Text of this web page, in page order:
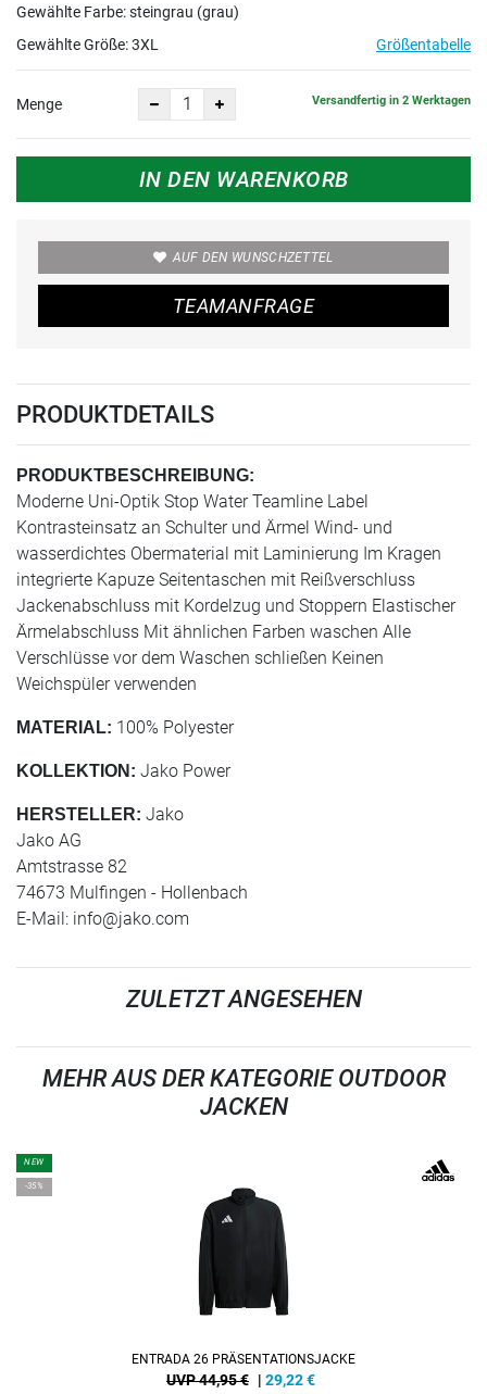
Gewählte Farbe: steingrau (grau)
Gewählte Größe:3XL Größentabelle
Menge Versandfertig in 2 Werktagen
IN DEN WARENKORB
AUF DEN WUNSCHZETTEL
TEAMANFRAGE
PRODUKTDETAILS
PRODUKTBESCHREIBUNG:
Moderne Uni-Optik Stop Water Teamline Label
Kontrasteinsatz an Schulter und Ärmel Wind- und
wasserdichtes Obermaterial mit Laminierung Im Kragen
integrierte Kapuze Seitentaschen mit Reißverschluss
Jackenabschluss mit Kordelzug und Stoppern Elastischer
Ärmelabschluss Mit ähnlichen Farben waschen Alle
Verschlüsse vor dem Waschen schließen Keinen
Weichspüler verwenden
MATERIAL: 100% Polyester
KOLLEKTION: Jako Power
HERSTELLER: Jako
Jako AG
Amtstrasse 82
74673 Mulfingen - Hollenbach
E-Mail: info@jako.com
ZULETZT ANGESEHEN
MEHR AUS DER KATEGORIE OUTDOOR
JACKEN
NEW
-35%
ENTRADA 26 PRÄSENTATIONSJACKE
UVP 44,95 € | 29,22€